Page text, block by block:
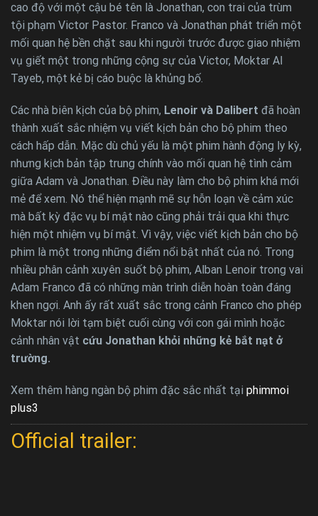
cao độ với một cậu bé tên là Jonathan, con trai của trùm
tội phạm Victor Pastor. Franco và Jonathan phát triển một
mối quan hệ bền chặt sau khi người trước được giao nhiệm
vụ giết một trong những cộng sự của Victor, Moktar Al
Tayeb, một kẻ bị cáo buộc là khủng bố.
Các nhà biên kịch của bộ phim, Lenoir và Dalibert đã hoàn
thành xuất sắc nhiệm vụ viết kịch bản cho bộ phim theo
cách hấp dẫn. Mặc dù chủ yếu là một phim hành động ly kỳ,
nhưng kịch bản tập trung chính vào mối quan hệ tình cảm
giữa Adam và Jonathan. Điều này làm cho bộ phim khá mới
mẻ để xem. Nó thể hiện mạnh mẽ sự hỗn loạn về cảm xúc
mà bất kỳ đặc vụ bí mật nào cũng phải trải qua khi thực
hiện một nhiệm vụ bí mật. Vì vậy, việc viết kịch bản cho bộ
phim là một trong những điểm nổi bật nhất của nó. Trong
nhiều phân cảnh xuyên suốt bộ phim, Alban Lenoir trong vai
Adam Franco đã có những màn trình diễn hoàn toàn đáng
khen ngợi. Anh ấy rất xuất sắc trong cảnh Franco cho phép
Moktar nói lời tạm biệt cuối cùng với con gái mình hoặc
cảnh nhân vật cứu Jonathan khỏi những kẻ bắt nạt ở
trường.
Xem thêm hàng ngàn bộ phim đặc sắc nhất tại phimmoi
plus3
Official trailer: